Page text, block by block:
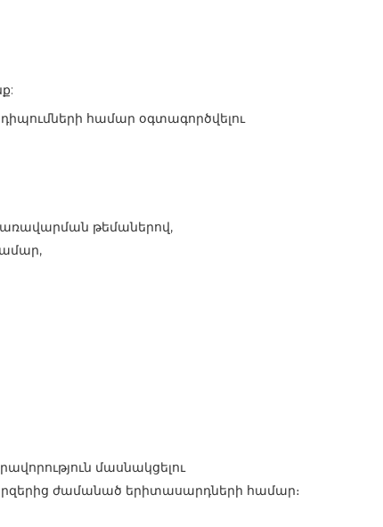
համար օգտագործվելու
թեմաներով,
մասնակցելու
ժամանած երիտասարդների համար։